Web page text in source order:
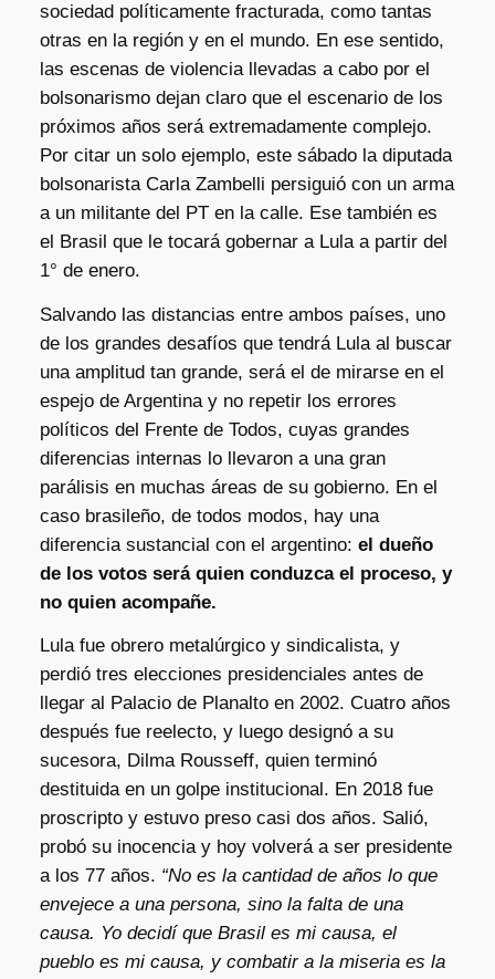
sociedad políticamente fracturada, como tantas
otras en la región y en el mundo. En ese sentido,
las escenas de violencia llevadas a cabo por el
bolsonarismo dejan claro que el escenario de los
próximos años será extremadamente complejo.
Por citar un solo ejemplo, este sábado la diputada
bolsonarista Carla Zambelli persiguió con un arma
a un militante del PT en la calle. Ese también es
el Brasil que le tocará gobernar a Lula a partir del
1° de enero.
Salvando las distancias entre ambos países, uno
de los grandes desafíos que tendrá Lula al buscar
una amplitud tan grande, será el de mirarse en el
espejo de Argentina y no repetir los errores
políticos del Frente de Todos, cuyas grandes
diferencias internas lo llevaron a una gran
parálisis en muchas áreas de su gobierno. En el
caso brasileño, de todos modos, hay una
diferencia sustancial con el argentino: el dueño
de los votos será quien conduzca el proceso, y
no quien acompañe.
Lula fue obrero metalúrgico y sindicalista, y
perdió tres elecciones presidenciales antes de
llegar al Palacio de Planalto en 2002. Cuatro años
después fue reelecto, y luego designó a su
sucesora, Dilma Rousseff, quien terminó
destituida en un golpe institucional. En 2018 fue
proscripto y estuvo preso casi dos años. Salió,
probó su inocencia y hoy volverá a ser presidente
a los 77 años. “No es la cantidad de años lo que
envejece a una persona, sino la falta de una
causa. Yo decidí que Brasil es mi causa, el
pueblo es mi causa, y combatir a la miseria es la